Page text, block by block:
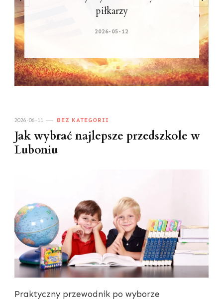
Belfer
2026-04-16
2026-06-11 BEZ KATEGORII
Jak wybrać najlepsze przedszkole w
Luboniu
Praktyczny przewodnik po wyborze